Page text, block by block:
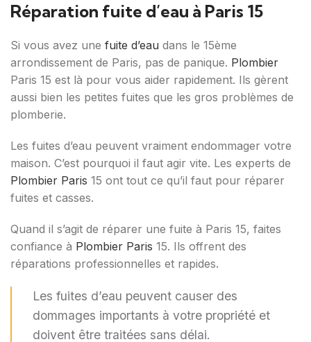
Réparation fuite d’eau à Paris 15
Si vous avez une fuite d’eau dans le 15ème
arrondissement de Paris, pas de panique. Plombier
Paris 15 est là pour vous aider rapidement. Ils gèrent
aussi bien les petites fuites que les gros problèmes de
plomberie.
Les fuites d’eau peuvent vraiment endommager votre
maison. C’est pourquoi il faut agir vite. Les experts de
Plombier Paris 15 ont tout ce qu’il faut pour réparer
fuites et casses.
Quand il s’agit de réparer une fuite à Paris 15, faites
confiance à Plombier Paris 15. Ils offrent des
réparations professionnelles et rapides.
Les fuites d’eau peuvent causer des
dommages importants à votre propriété et
doivent être traitées sans délai.